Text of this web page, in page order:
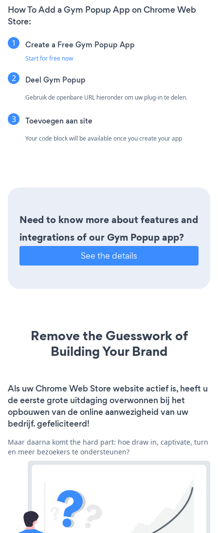
How To Add a Gym Popup App on Chrome Web
Store:
Create a Free Gym Popup App
Start for free now
Deel Gym Popup
Gebruik de openbare URL hieronder om uw plug-in te delen.
Toevoegen aan site
Your code block will be available once you create your app
Need to know more about features and
integrations of our Gym Popup app?
See the details
Remove the Guesswork of
Building Your Brand
Als uw Chrome Web Store website actief is, heeft u
de eerste grote uitdaging overwonnen bij het
opbouwen van de online aanwezigheid van uw
bedrijf. gefeliciteerd!
Maar daarna komt the hard part: hoe draw in, captivate, turn
en meer bezoekers te ondersteunen?